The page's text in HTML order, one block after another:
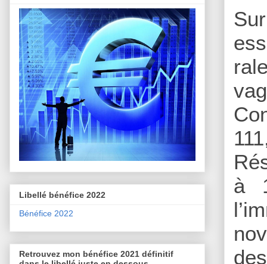
à
Libellé bénéfice 2022
Bénéfice 2022
Retrouvez mon bénéfice 2021 définitif